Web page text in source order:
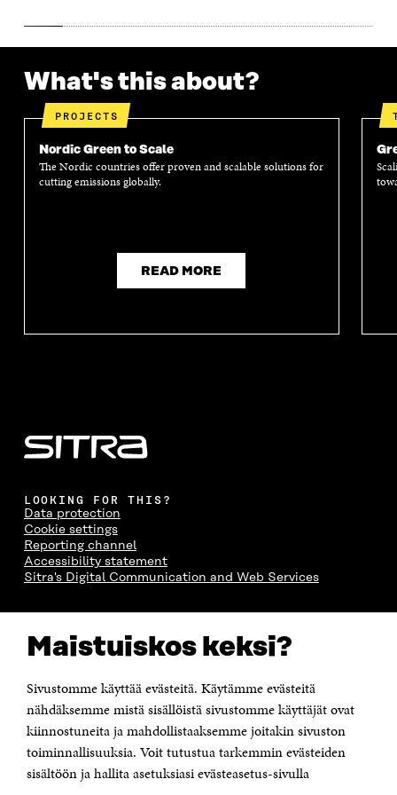
Maistuiskos keksi?
Sivustomme käyttää evästeitä. Käytämme evästeitä
nähdäksemme mistä sisällöistä sivustomme käyttäjät ovat
kiinnostuneita ja mahdollistaaksemme joitakin sivuston
toiminnallisuuksia. Voit tutustua tarkemmin evästeiden
sisältöön ja hallita asetuksiasi evästeasetus-sivulla
D
W
O
D
W
O
What's this about?
PROJECTS
Nordic Green to Scale
The Nordic countries offer proven and scalable solutions for
cutting emissions globally.
READ MORE
LOOKING FOR THIS?
Data protection
Cookie settings
Reporting channel
Accessibility statement
Sitra's Digital Communication and Web Services
The Finnish Innovation Fund Sitra
Itämerenkatu 11-13, PO Box 160,
Telephone +358 294 618 991
Telefax +358 9 645 072
Email firstname.lastname@sitra.fi sitra@sitra.fi
How to get to Sitra?
Business ID 0202132-3